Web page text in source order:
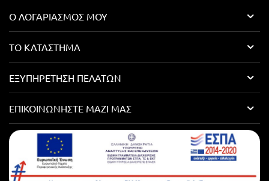
Ο ΛΟΓΑΡΙΑΣΜΌΣ ΜΟΥ
ΤΟ ΚΑΤΆΣΤΗΜΑ
ΕΞΥΠΗΡΈΤΗΣΗ ΠΕΛΑΤΏΝ
ΕΠΙΚΟΙΝΩΝΉΣΤΕ ΜΑΖΊ ΜΑΣ